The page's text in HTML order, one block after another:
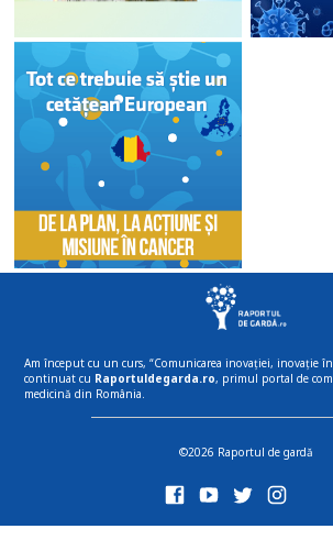
Am început cu un curs, “Comunicarea inovației, inovație în
continuat cu Raportuldegarda.ro, primul portal de
medicină din România.
©2026 Raportul de gardă